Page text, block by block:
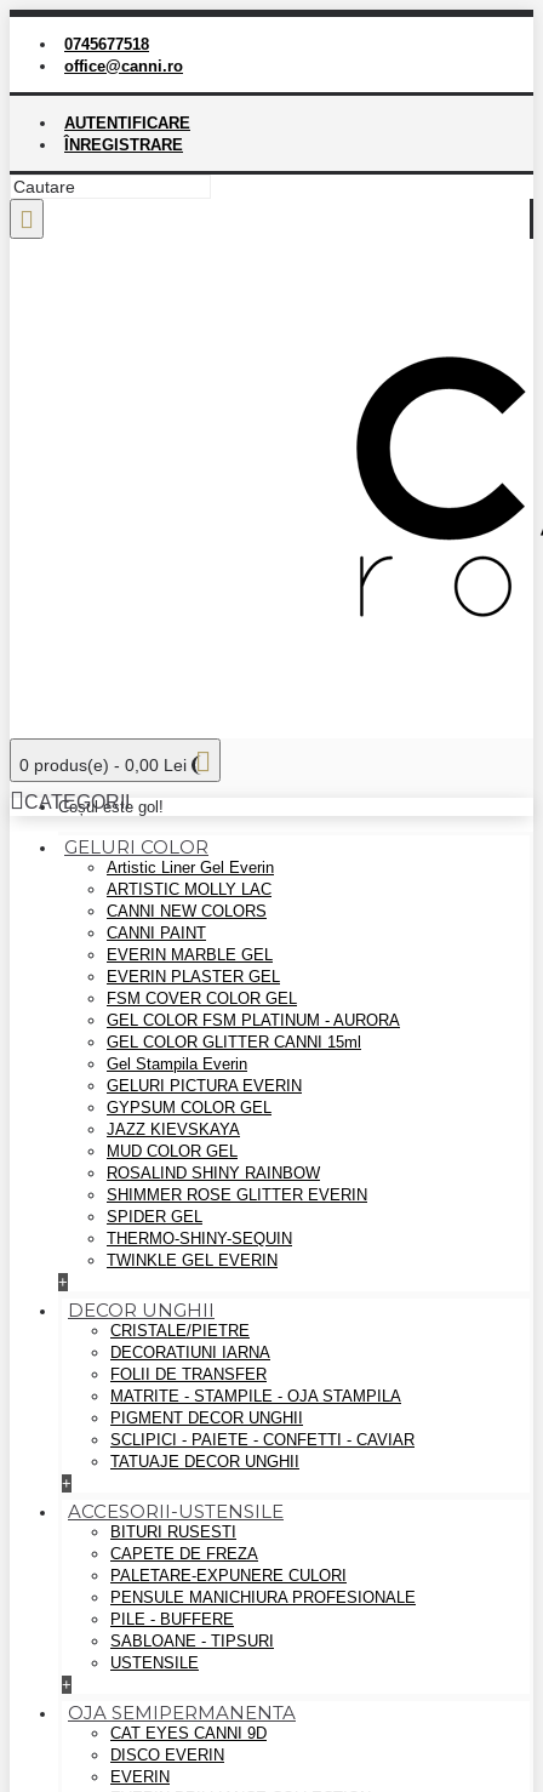
0745677518
office@canni.ro
AUTENTIFICARE
ÎNREGISTRARE
0 produs(e) - 0,00 Lei
Coșul este gol!
CATEGORII
GELURI COLOR
Artistic Liner Gel Everin
ARTISTIC MOLLY LAC
CANNI NEW COLORS
CANNI PAINT
EVERIN MARBLE GEL
EVERIN PLASTER GEL
FSM COVER COLOR GEL
GEL COLOR FSM PLATINUM - AURORA
GEL COLOR GLITTER CANNI 15ml
Gel Stampila Everin
GELURI PICTURA EVERIN
GYPSUM COLOR GEL
JAZZ KIEVSKAYA
MUD COLOR GEL
ROSALIND SHINY RAINBOW
SHIMMER ROSE GLITTER EVERIN
SPIDER GEL
THERMO-SHINY-SEQUIN
TWINKLE GEL EVERIN
+
DECOR UNGHII
CRISTALE/PIETRE
DECORATIUNI IARNA
FOLII DE TRANSFER
MATRITE - STAMPILE - OJA STAMPILA
PIGMENT DECOR UNGHII
SCLIPICI - PAIETE - CONFETTI - CAVIAR
TATUAJE DECOR UNGHII
+
ACCESORII-USTENSILE
BITURI RUSESTI
CAPETE DE FREZA
PALETARE-EXPUNERE CULORI
PENSULE MANICHIURA PROFESIONALE
PILE - BUFFERE
SABLOANE - TIPSURI
USTENSILE
+
OJA SEMIPERMANENTA
CAT EYES CANNI 9D
DISCO EVERIN
EVERIN